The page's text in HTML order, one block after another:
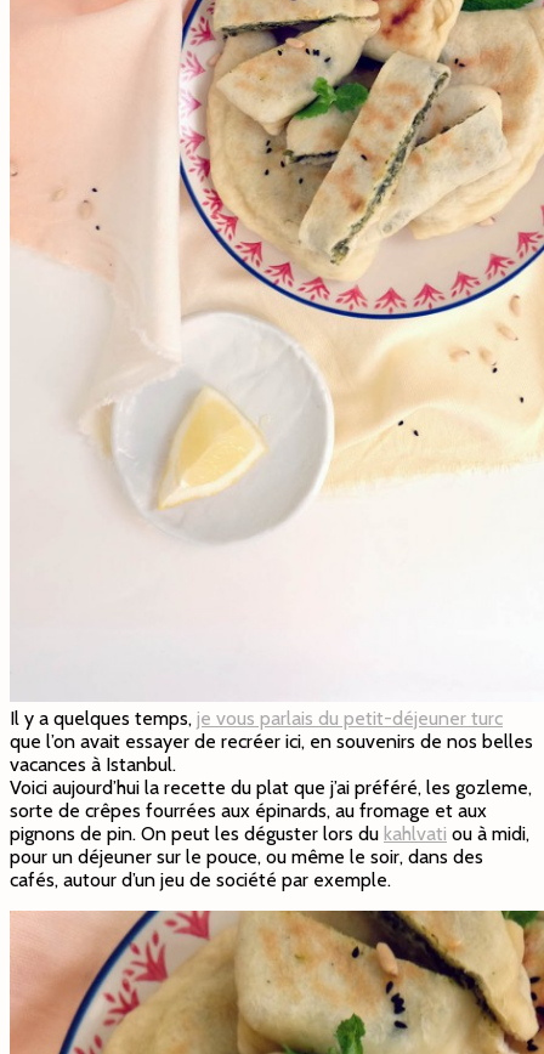
Il y a quelques temps, je vous parlais du petit-déjeuner turc
que l’on avait essayer de recréer ici, en souvenirs de nos belles
vacances à Istanbul.
Voici aujourd’hui la recette du plat que j’ai préféré, les gozleme,
sorte de crêpes fourrées aux épinards, au fromage et aux
pignons de pin. On peut les déguster lors du kahlvati ou à midi,
pour un déjeuner sur le pouce, ou même le soir, dans des
cafés, autour d’un jeu de société par exemple.